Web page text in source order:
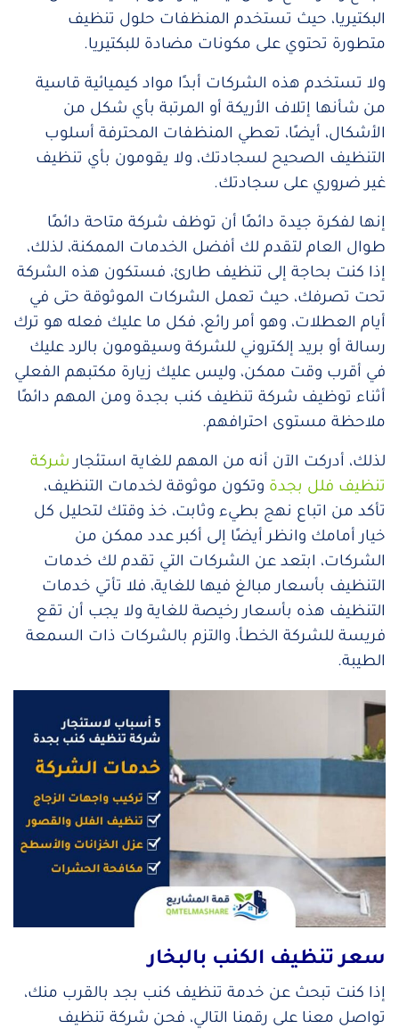
البكتيريا، حيث تستخدم المنظفات حلول تنظيف
متطورة تحتوي على مكونات مضادة للبكتيريا.
ولا تستخدم هذه الشركات أبدًا مواد كيميائية قاسية
من شأنها إتلاف الأريكة أو المرتبة بأي شكل من
الأشكال، أيضًا، تعطي المنظفات المحترفة أسلوب
التنظيف الصحيح لسجادتك، ولا يقومون بأي تنظيف
غير ضروري على سجادتك.
إنها لفكرة جيدة دائمًا أن توظف شركة متاحة دائمًا
طوال العام لتقدم لك أفضل الخدمات الممكنة، لذلك،
إذا كنت بحاجة إلى تنظيف طارئ، فستكون هذه الشركة
تحت تصرفك، حيث تعمل الشركات الموثوقة حتى في
أيام العطلات، وهو أمر رائع، فكل ما عليك فعله هو ترك
رسالة أو بريد إلكتروني للشركة وسيقومون بالرد عليك
في أقرب وقت ممكن، وليس عليك زيارة مكتبهم الفعلي
أثناء توظيف شركة تنظيف كنب بجدة ومن المهم دائمًا
ملاحظة مستوى احترافهم.
لذلك، أدركت الآن أنه من المهم للغاية استئجار شركة
تنظيف فلل بجدة وتكون موثوقة لخدمات التنظيف،
تأكد من اتباع نهج بطيء وثابت، خذ وقتك لتحليل كل
خيار أمامك وانظر أيضًا إلى أكبر عدد ممكن من
الشركات، ابتعد عن الشركات التي تقدم لك خدمات
التنظيف بأسعار مبالغ فيها للغاية، فلا تأتي خدمات
التنظيف هذه بأسعار رخيصة للغاية ولا يجب أن تقع
فريسة للشركة الخطأ، والتزم بالشركات ذات السمعة
الطيبة.
سعر تنظيف الكنب بالبخار
إذا كنت تبحث عن خدمة تنظيف كنب بجد بالقرب منك،
تواصل معنا على رقمنا التالي، فحن شركة تنظيف